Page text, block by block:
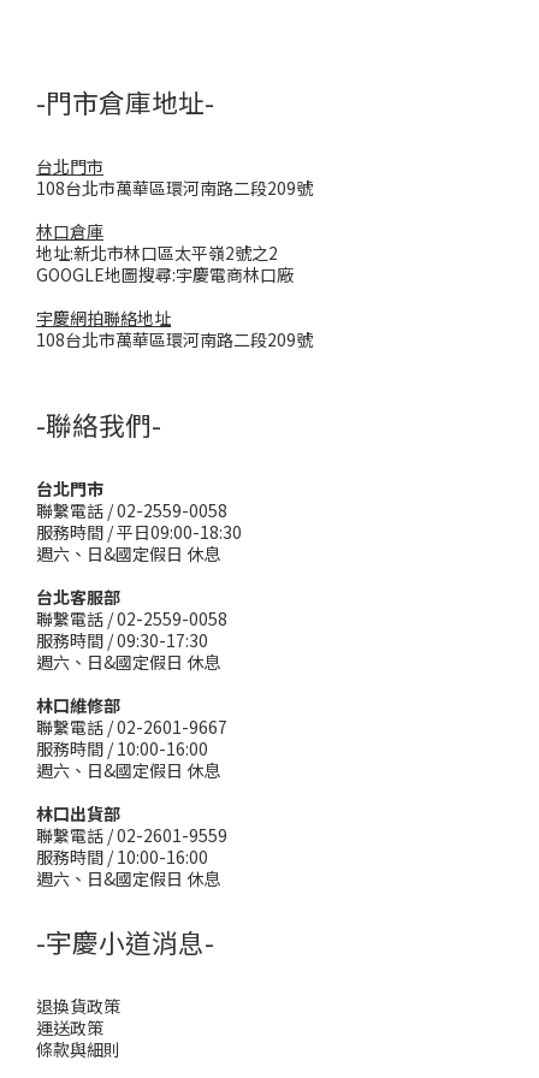
-門市倉庫地址-
台北門市
108台北市萬華區環河南路二段209號
林口倉庫
地址:新北市林口區太平嶺2號之2
GOOGLE地圖搜尋:宇慶電商林口廠
宇慶網拍聯絡地址
108台北市萬華區環河南路二段209號
-聯絡我們-
台北門市
聯繫電話 / 02-2559-0058
服務時間 / 平日09:00-18:30
週六、日&國定假日 休息
台北客服部
聯繫電話 / 02-2559-0058
服務時間 / 09:30-17:30
週六、日&國定假日 休息
林口維修部
聯繫電話 / 02-2601-9667
服務時間 / 10:00-16:00
週六、日&國定假日 休息
林口出貨部
聯繫電話 / 02-2601-9559
服務時間 / 10:00-16:00
週六、日&國定假日 休息
-宇慶小道消息-
退換貨政策
運送政策
條款與細則